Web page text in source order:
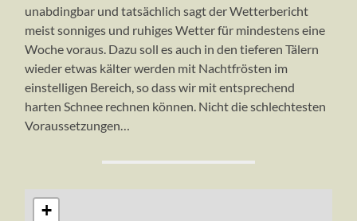
unabdingbar und tatsächlich sagt der Wetterbericht
meist sonniges und ruhiges Wetter für mindestens eine
Woche voraus. Dazu soll es auch in den tieferen Tälern
wieder etwas kälter werden mit Nachtfrösten im
einstelligen Bereich, so dass wir mit entsprechend
harten Schnee rechnen können. Nicht die schlechtesten
Voraussetzungen…
+